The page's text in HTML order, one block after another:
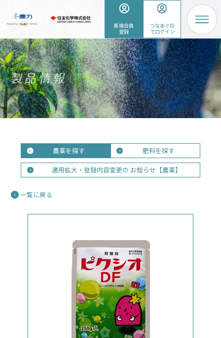
新規会員
登録
つなあぐID
でログイン
農薬を探す 肥料を探す
適用拡大・登録内容変更の お知らせ【農薬】
一覧に戻る